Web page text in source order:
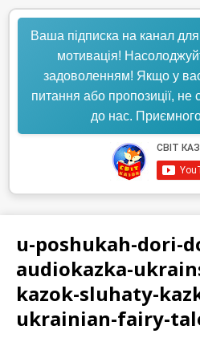
Ваша підписка на канал для
мотивація!
задоволенням! Якщо у вас
питання або пропозиції, не
до нас.
u-poshukah-dori-
audiokazka-
kazok-sluhaty-
ukrainian-fairy-